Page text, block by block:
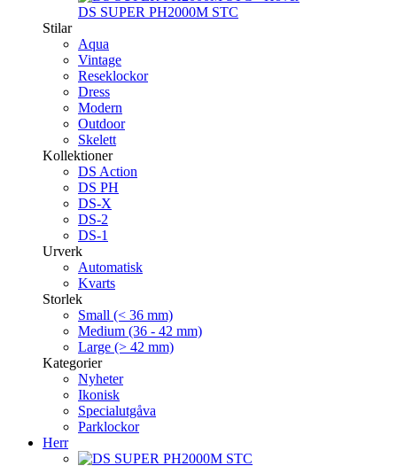
DS SUPER PH2000M STC
Stilar
Aqua
Vintage
Reseklockor
Dress
Modern
Outdoor
Skelett
Kollektioner
DS Action
DS PH
DS-X
DS-2
DS-1
Urverk
Automatisk
Kvarts
Storlek
Small (< 36 mm)
Medium (36 - 42 mm)
Large (> 42 mm)
Kategorier
Nyheter
Ikonisk
Specialutgåva
Parklockor
Herr